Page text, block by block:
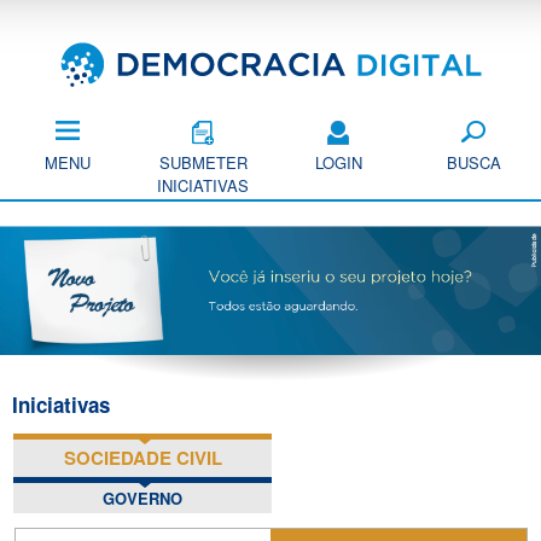
principal
MENU
SUBMETER
INICIATIVAS
LOGIN BUSCA
Iniciativas
SOCIEDADE CIVIL(ABA ATIVA)
GOVERNO